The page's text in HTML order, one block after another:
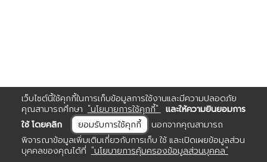
เว็บไซต์นี้ใช้คุกกี้ในการเก็บข้อมูลการใช้งานและมีความปลอดภัย
คุณสามารถศึกษา "นโยบายการใช้คุกกี้"
และให้ความยินยอมการ
ใช้ โดยคลิก
ยอมรับการใช้คุกกี้
นอกจากคุณสามารถ
พิจารณาข้อมูลเพิ่มเติมเกี่ยวกับการเก็บ ใช้ และเปิดเผยข้อมูลส่วน
บุคคลของคุณได้ที่ "นโยบายการคุ้มครองข้อมูลส่วนบุคคล"